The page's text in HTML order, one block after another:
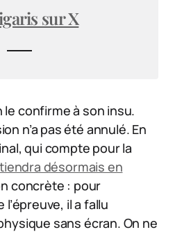
sur X
le confirme à son insu.
n’a pas été annulé. En
qui compte pour la
désormais en
concrète : pour
il a fallu
sans écran. On ne